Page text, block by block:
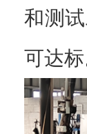
和测
可达标